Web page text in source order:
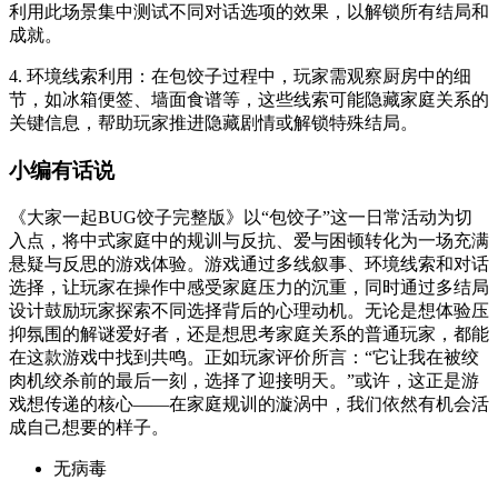
利用此场景集中测试不同对话选项的效果，以解锁所有结局和
成就。
4. 环境线索利用：在包饺子过程中，玩家需观察厨房中的细
节，如冰箱便签、墙面食谱等，这些线索可能隐藏家庭关系的
关键信息，帮助玩家推进隐藏剧情或解锁特殊结局。
小编有话说
《大家一起BUG饺子完整版》以“包饺子”这一日常活动为切
入点，将中式家庭中的规训与反抗、爱与困顿转化为一场充满
悬疑与反思的游戏体验。游戏通过多线叙事、环境线索和对话
选择，让玩家在操作中感受家庭压力的沉重，同时通过多结局
设计鼓励玩家探索不同选择背后的心理动机。无论是想体验压
抑氛围的解谜爱好者，还是想思考家庭关系的普通玩家，都能
在这款游戏中找到共鸣。正如玩家评价所言：“它让我在被绞
肉机绞杀前的最后一刻，选择了迎接明天。”或许，这正是游
戏想传递的核心——在家庭规训的漩涡中，我们依然有机会活
成自己想要的样子。
无病毒